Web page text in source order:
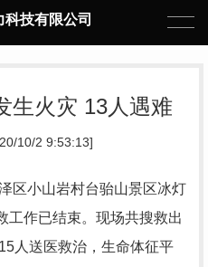
科技有限公司
生火灾 13人遇难
10/2 9:53:13]
小山岩村台骀山景区冰灯
工作已结束。现场共搜救出
人送医救治，生命体征平